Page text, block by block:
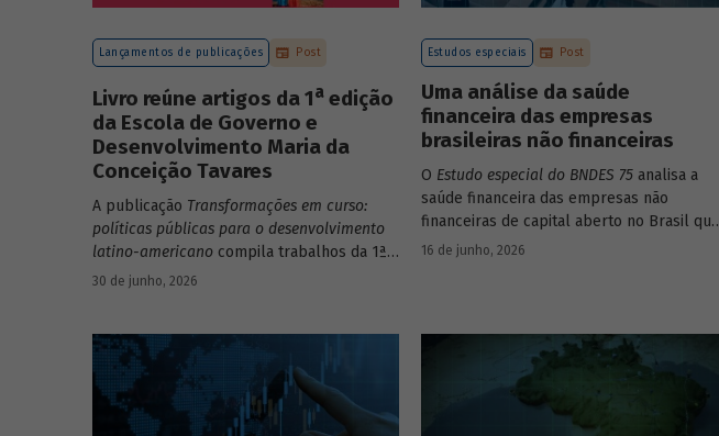
Lançamentos de publicações Post
Livro reúne artigos da 1a edição
da Escola de Governo e
Desenvolvimento Maria da
Conceição Tavares
A publicação Transformações em curso:
políticas públicas para o desenvolvimento
latino-americano compila trabalhos da 1ª
edição da Escola de Governo e
30 de junho, 2026
Estudos especiais Post
Uma análise da saúde
financeira das empresas
brasileiras não financeiras
O Estudo especial do BNDES 75 analisa a
saúde financeira das empresas não
financeiras de capital aberto no Brasil que
apresentaram negociação em bolsa de
dimensões: lucratividade, solvência,
endividamento e alavancagem.
16 de junho, 2026